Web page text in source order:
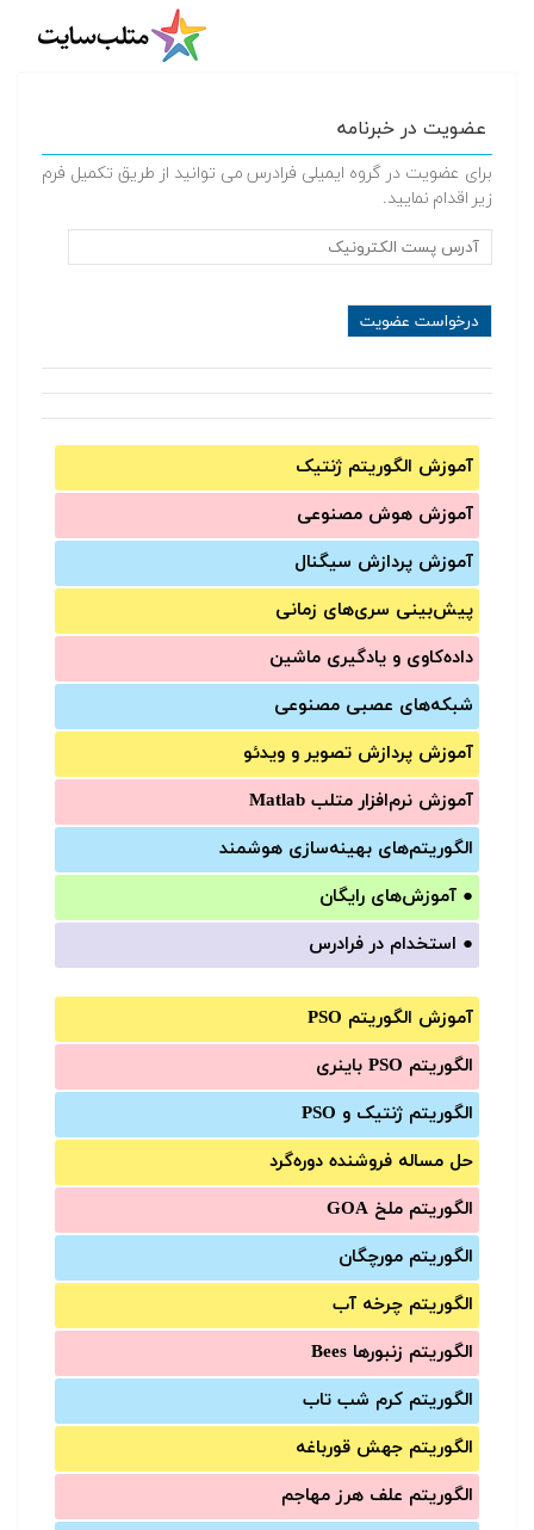
عضویت در خبرنامه
برای عضویت در گروه ایمیلی فرادرس می توانید از طریق تکمیل فرم
زیر اقدام نمایید.
آموزش الگوریتم ژنتیک
آموزش‌ هوش مصنوعی
آموزش‌ پردازش سیگنال
پیش‌‌بینی سری‌‌های زمانی
داده‌کاوی و یادگیری ماشین
شبکه‌های عصبی مصنوعی
آموزش‌ پردازش تصویر و ویدئو
آموزش‌ نرم‌افزار متلب Matlab
الگوریتم‌های بهینه‌سازی هوشمند
● آموزش‌های رایگان
● استخدام در فرادرس
آموزش الگوریتم PSO
الگوریتم PSO باینری
الگوریتم ژنتیک و PSO
حل مساله فروشنده دوره‌گرد
الگوریتم ملخ GOA
الگوریتم مورچگان
الگوریتم چرخه آب
الگوریتم زنبورها Bees
الگوریتم کرم شب تاب
الگوریتم جهش قورباغه
الگوریتم علف هرز مهاجم